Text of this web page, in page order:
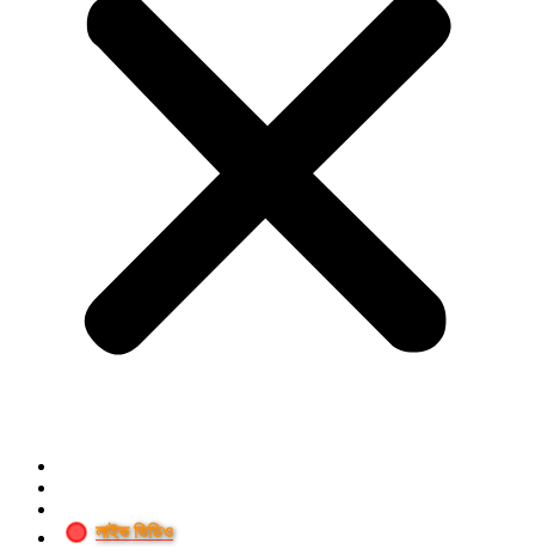
লাইভ ভিডিও